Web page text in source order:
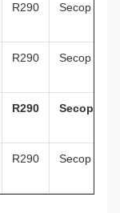
R290 Secop
R290 Secop
R290 Secop
R290 Secop